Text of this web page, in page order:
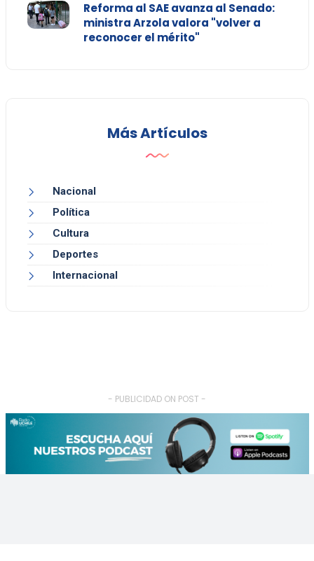
Reforma al SAE avanza al Senado:
ministra Arzola valora "volver a
reconocer el mérito"
Más Artículos
Nacional
Política
Cultura
Deportes
Internacional
- PUBLICIDAD ON POST -